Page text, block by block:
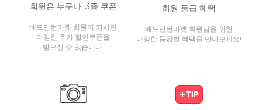
회원은 누구나! 3종 쿠폰
배드민턴마켓 회원이 되시면
다양한 추가 할인쿠폰을
받으실 수 있습니다.
회원 등급 혜택
배드민턴마켓 회원님을 위한
다양한 등급별 혜택을 만나보세요!